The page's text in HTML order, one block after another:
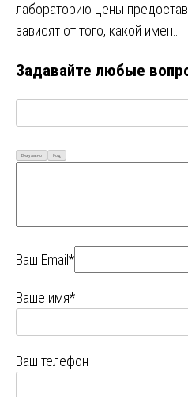
лабораторию цены
зависят от того, какой имен…
Задавайте любые
Визуально Код
Ваш Email*
Ваше имя*
Ваш телефон